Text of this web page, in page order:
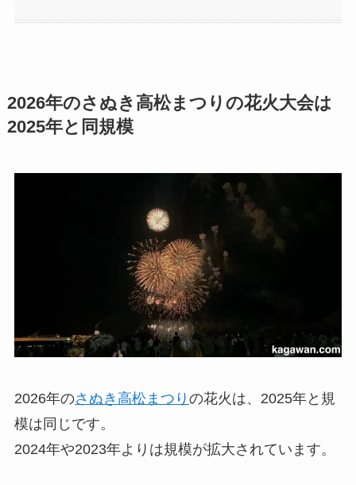
2026年のさぬき高松まつりの花火大会は
2025年と同規模
2026年のさぬき高松まつり の花火は、2025年と規
模は同じです。
2024年や2023年よりは規模が拡大されています。